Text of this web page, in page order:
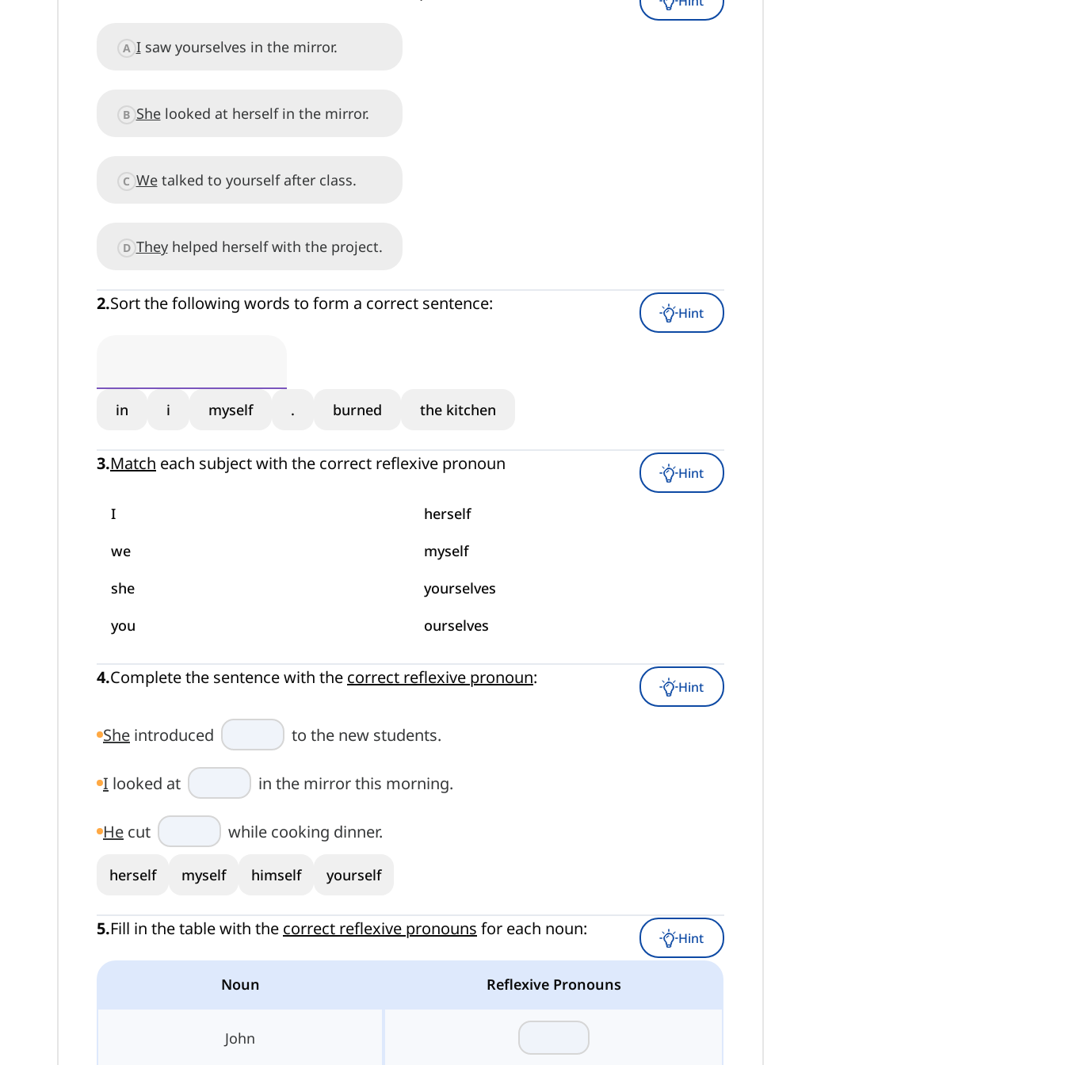
A Isaw yourselves in the mirror.
B Shelooked at herself in the mirror.
C Wetalked to yourself after class.
D Theyhelped herself with the project.
2.Sort the following words to form a correct sentence: Hint
in i myself . burned the kitchen
3.Match each subject with the correct reflexive pronoun Hint
I
we
she
you
herself
myself
yourselves
ourselves
4.Complete the sentence with the correct reflexive pronoun: Hint
She introduced to the new students.
I looked at in the mirror this morning.
He cut while cooking dinner.
herself myself himself yourself
5.Fill in the table with the correct reflexive pronouns for each noun: Hint
Noun Reflexive Pronouns
John